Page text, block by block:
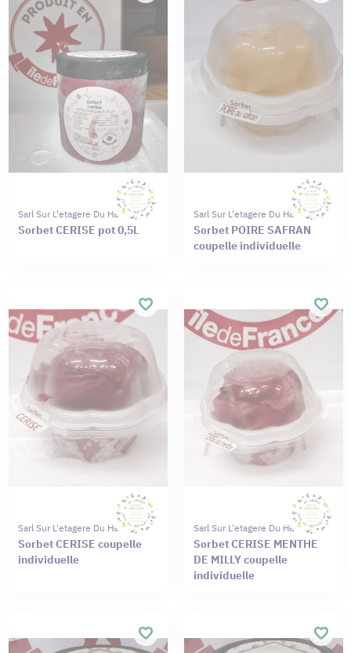
Sarl Sur L'etagere Du Haut
Sorbet CERISE pot 0,5L
Sarl Sur L'etagere Du Haut
Sorbet POIRE SAFRAN
coupelle individuelle
Sarl Sur L'etagere Du Haut
Sorbet CERISE coupelle
individuelle
Sarl Sur L'etagere Du Haut
Sorbet CERISE MENTHE
DE MILLY coupelle
individuelle